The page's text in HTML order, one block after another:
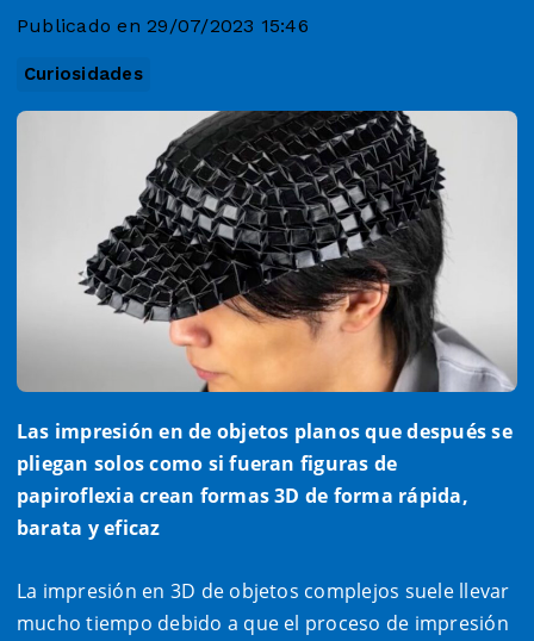
Publicado en 29/07/2023 15:46
Curiosidades
Las impresión en de objetos planos que después se
pliegan solos como si fueran figuras de
papiroflexia crean formas 3D de forma rápida,
barata y eficaz
La impresión en 3D de objetos complejos suele llevar
mucho tiempo debido a que el proceso de impresión